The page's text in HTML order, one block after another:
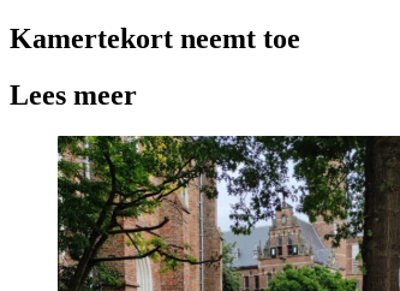
Kamertekort neemt toe
Lees meer